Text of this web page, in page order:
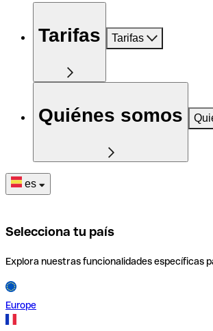
Tarifas Tarifas
Quiénes somos
es
Selecciona tu país
Explora nuestras funcionalidades específicas
Europe